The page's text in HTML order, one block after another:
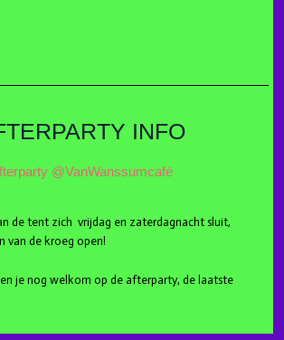
INFO
@VanWanssumcafé
de tent zich vrijdag en zaterdagnacht sluit,
van de kroeg open!
je nog welkom op de afterparty, de laatste